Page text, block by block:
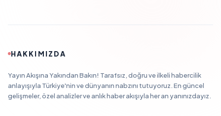
HAKKIMIZDA
Yayın Akışına Yakından Bakın! Tarafsız, doğru ve ilkeli habercilik
anlayışıyla Türkiye'nin ve dünyanın nabzını tutuyoruz. En güncel
gelişmeler, özel analizler ve anlık haber akışıyla her an yanınızdayız.